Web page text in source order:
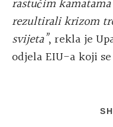
rastućim
rezultirali krizom
svijeta”, rekla je
odjela EIU-a koji